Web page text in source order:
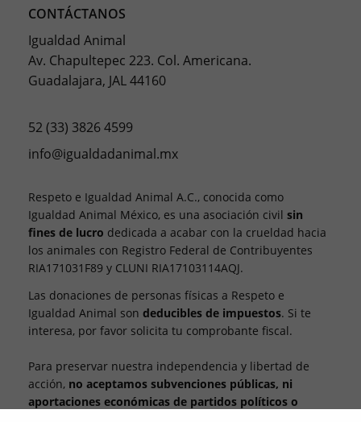
CONTÁCTANOS
Igualdad Animal
Av. Chapultepec 223. Col. Americana.
Guadalajara, JAL 44160
52 (33) 3826 4599
info@igualdadanimal.mx
Respeto e Igualdad Animal A.C., conocida como
Igualdad Animal México, es una asociación civil sin
fines de lucro dedicada a acabar con la crueldad hacia
los animales con Registro Federal de Contribuyentes
RIA171031F89 y CLUNI RIA17103114AQJ.
Las donaciones de personas físicas a Respeto e
Igualdad Animal son deducibles de impuestos. Si te
interesa, por favor solicita tu comprobante fiscal.
Para preservar nuestra independencia y libertad de
acción, no aceptamos subvenciones públicas, ni
aportaciones económicas de partidos políticos o